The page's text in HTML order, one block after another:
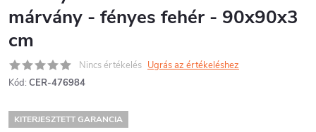
márvány - fényes fehér - 90x90x3
cm
Nincs értékelés Ugrás az értékeléshez
Kód: CER-476984
KITERJESZTETT GARANCIA